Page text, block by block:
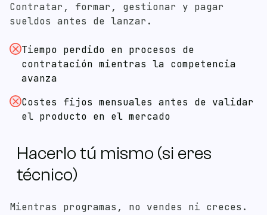
Blog
Free Consultation
De Lunes a Viernes / 9:00 - 18:00 (CET)
Contratar, formar, gestionar y pagar
sueldos antes de lanzar.
Tiempo perdido en procesos de
contratación mientras la competencia
avanza
Costes fijos mensuales antes de validar
el producto en el mercado
Hacerlo tú mismo (si eres
técnico)
Mientras programas, no vendes ni creces.